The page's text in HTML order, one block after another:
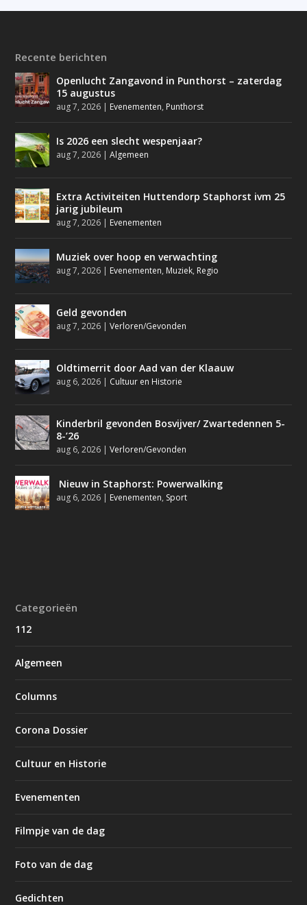
Recente berichten
Openlucht Zangavond in Punthorst – zaterdag
15 augustus
aug 7, 2026 | Evenementen, Punthorst
Is 2026 een slecht wespenjaar?
aug 7, 2026 |Algemeen
Extra Activiteiten Huttendorp Staphorst ivm 25
jarig jubileum
aug 7, 2026 | Evenementen
Muziek over hoop en verwachting
aug 7, 2026 | Evenementen, Muziek, Regio
Geld gevonden
aug 7, 2026 |Verloren/Gevonden
Oldtimerrit door Aad van der Klaauw
aug 6, 2026 | Cultuur en Historie
Kinderbril gevonden Bosvijver/ Zwartedennen 5-
8-’26
aug 6, 2026 |Verloren/Gevonden
Nieuw in Staphorst: Powerwalking
aug 6, 2026 | Evenementen, Sport
Categorieën
112
Algemeen
Columns
Corona Dossier
Cultuur en Historie
Evenementen
Filmpje van de dag
Foto van de dag
Gedichten